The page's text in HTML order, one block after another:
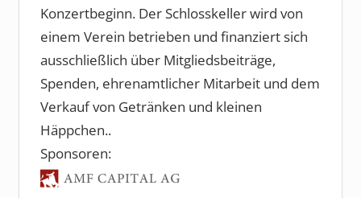
Konzertbeginn. Der Schlosskeller wird von
einem Verein betrieben und finanziert sich
ausschließlich über Mitgliedsbeiträge,
Spenden, ehrenamtlicher Mitarbeit und dem
Verkauf von Getränken und kleinen
Häppchen..
Sponsoren: